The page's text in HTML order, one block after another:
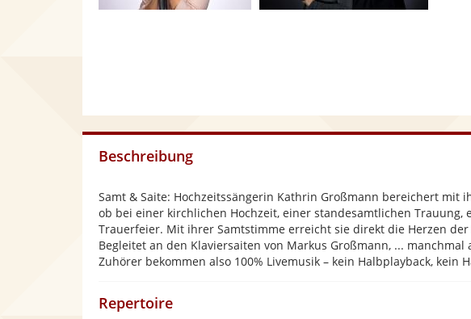
Beschreibung
Samt & Saite: Hochzeitssängerin Kathrin Großmann bereichert mit
ob bei einer kirchlichen Hochzeit, einer standesamtlichen Trauung,
Trauerfeier. Mit ihrer Samtstimme erreicht sie direkt die Herzen der
Begleitet an den Klaviersaiten von Markus Großmann, ...
Zuhörer bekommen also 100% Livemusik – kein Halbplayback, kein
Repertoire